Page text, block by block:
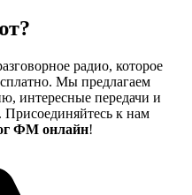
радио, которое
Мы предлагаем
интересные передачи и
Присоединяйтесь к нам
ФМ онлайн!